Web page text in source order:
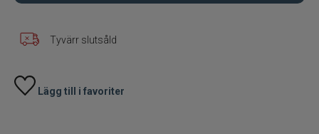
Specimenfiske
Tyvärr slutsåld
Lägg till i favoriter